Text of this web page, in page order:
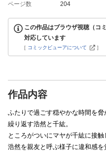
ページ数 204
この作品はブラウザ視聴（コ
対応しています
[ コミックビューアについて ]
作品内容
ふたりで過ごす穏やかな時間を
繰り返す浩然と千紘。
ところがついにマヤが千紘に接触
浩然を親友と呼ぶ様子に違和感